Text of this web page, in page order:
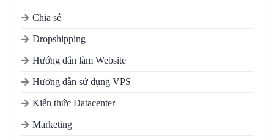
Chia sẻ
Dropshipping
Hướng dẫn làm Website
Hướng dẫn sử dụng VPS
Kiến thức Datacenter
Marketing